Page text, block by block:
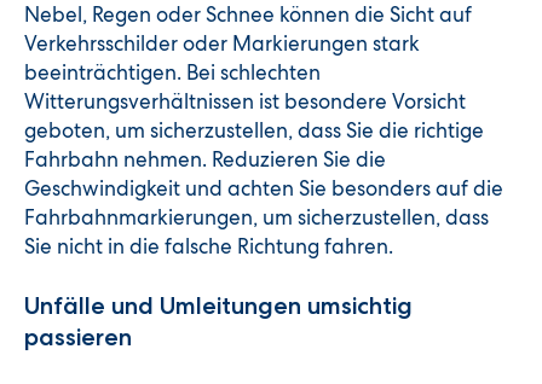
Nebel, Regen oder Schnee können die Sicht auf
Verkehrsschilder oder Markierungen stark
beeinträchtigen. Bei schlechten
Witterungsverhältnissen ist besondere Vorsicht
geboten, um sicherzustellen, dass Sie die richtige
Fahrbahn nehmen. Reduzieren Sie die
Geschwindigkeit und achten Sie besonders auf die
Fahrbahnmarkierungen, um sicherzustellen, dass
Sie nicht in die falsche Richtung fahren.
Unfälle und Umleitungen umsichtig
passieren